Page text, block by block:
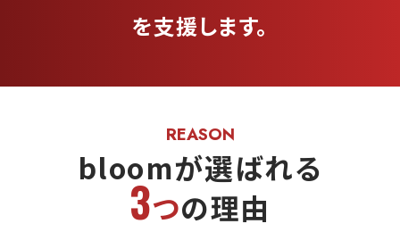
を支援します。
bloomが選ばれる
3つの理由